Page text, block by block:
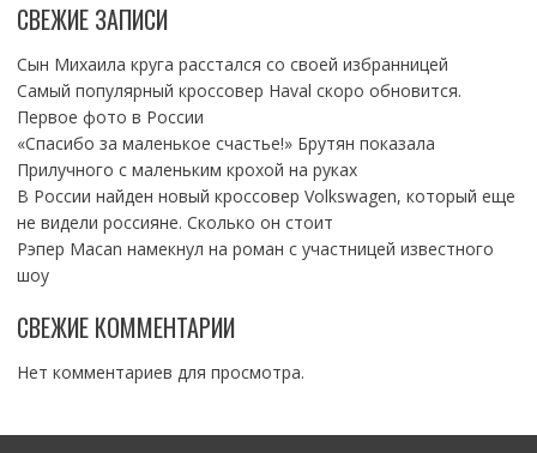
СВЕЖИЕ ЗАПИСИ
Сын Михаила круга расстался со своей избранницей
Самый популярный кроссовер Haval скоро обновится.
Первое фото в России
«Спасибо за маленькое счастье!» Брутян показала
Прилучного с маленьким крохой на руках
В России найден новый кроссовер Volkswagen, который еще
не видели россияне. Сколько он стоит
Рэпер Macan намекнул на роман с участницей известного
шоу
СВЕЖИЕ КОММЕНТАРИИ
Нет комментариев для просмотра.